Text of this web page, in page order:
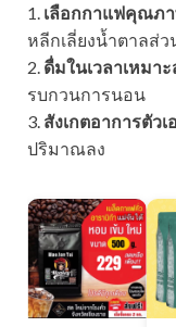
1. เลือกกาแฟคุณภ
หลีกเลี่ยงน้ำตาลส่ว
2. ดื่มในเวลาเหมา
รบกวนการนอน
3. สังเกตอาการตัวเ
ปริมาณลง